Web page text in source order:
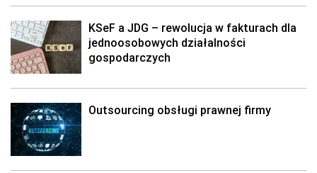
KSeF a JDG – rewolucja w fakturach dla
jednoosobowych działalności
gospodarczych
Outsourcing obsługi prawnej firmy